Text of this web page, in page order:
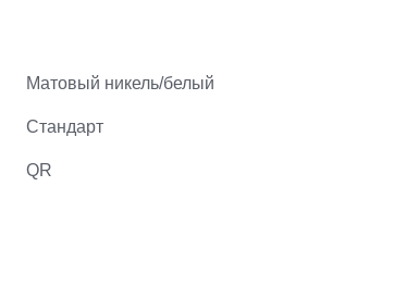
Матовый никель/белый
Стандарт
QR